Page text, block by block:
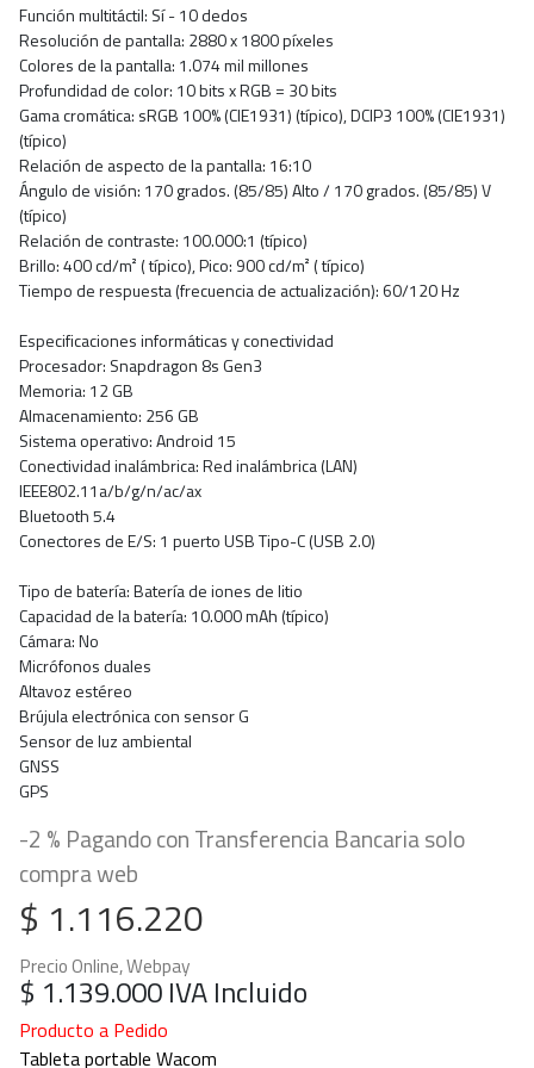
Función multitáctil: Sí - 10 dedos
Resolución de pantalla: 2880 x 1800 píxeles
Colores de la pantalla: 1.074 mil millones
Profundidad de color: 10 bits x RGB = 30 bits
Gama cromática: sRGB 100% (CIE1931) (típico), DCIP3 100% (CIE1931)
(típico)
Relación de aspecto de la pantalla: 16:10
Ángulo de visión: 170 grados. (85/85) Alto / 170 grados. (85/85) V
(típico)
Relación de contraste: 100.000:1 (típico)
Brillo: 400 cd/m² ( típico), Pico: 900 cd/m² ( típico)
Tiempo de respuesta (frecuencia de actualización): 60/120 Hz
Especificaciones informáticas y conectividad
Procesador: Snapdragon 8s Gen3
Memoria: 12 GB
Almacenamiento: 256 GB
Sistema operativo: Android 15
Conectividad inalámbrica: Red inalámbrica (LAN)
IEEE802.11a/b/g/n/ac/ax
Bluetooth 5.4
Conectores de E/S: 1 puerto USB Tipo-C (USB 2.0)
Tipo de batería: Batería de iones de litio
Capacidad de la batería: 10.000 mAh (típico)
Cámara: No
Micrófonos duales
Altavoz estéreo
Brújula electrónica con sensor G
Sensor de luz ambiental
GNSS
GPS
-2 % Pagando con Transferencia Bancaria solo
compra web
$ 1.116.220
Precio Online, Webpay
$ 1.139.000IVA Incluido
Producto a Pedido
Tableta portable Wacom